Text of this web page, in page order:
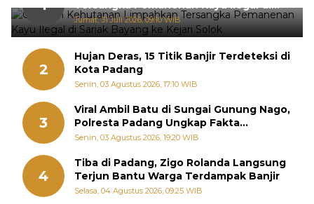
1
Tersangka Pemanenan Kayu Ilegal di
Sariak Bayang ke Kejari Solok
Jumat, 31 Juli 2026, 09:10 WIB
2
Hujan Deras, 15 Titik Banjir Terdeteksi di
Kota Padang
Senin, 03 Agustus 2026, 17:10 WIB
3
Viral Ambil Batu di Sungai Gunung Nago,
Polresta Padang Ungkap Fakta
Sebenarnya
Senin, 03 Agustus 2026, 19:20 WIB
4
Tiba di Padang, Zigo Rolanda Langsung
Terjun Bantu Warga Terdampak Banjir
Selasa, 04 Agustus 2026, 09:25 WIB